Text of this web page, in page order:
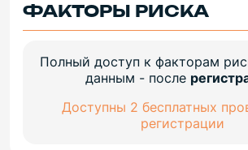
ФАКТОРЫ РИСКА
Полный доступ к факторам
данным - после
Доступны 2 бесплатных
регистрации